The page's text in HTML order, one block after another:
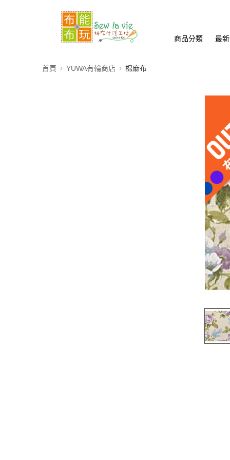
商品分類 最
首頁 YUWA有輪商店 棉麻布